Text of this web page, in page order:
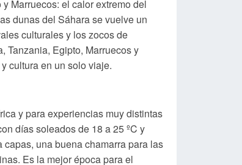
Marruecos: el calor extremo del
dunas del Sáhara se vuelve un
culturales y los zocos de
Tanzania, Egipto, Marruecos y
cultura en un solo viaje.
y para experiencias muy distintas
días soleados de 18 a 25 ºC y
una buena chamarra para las
Es la mejor época para el